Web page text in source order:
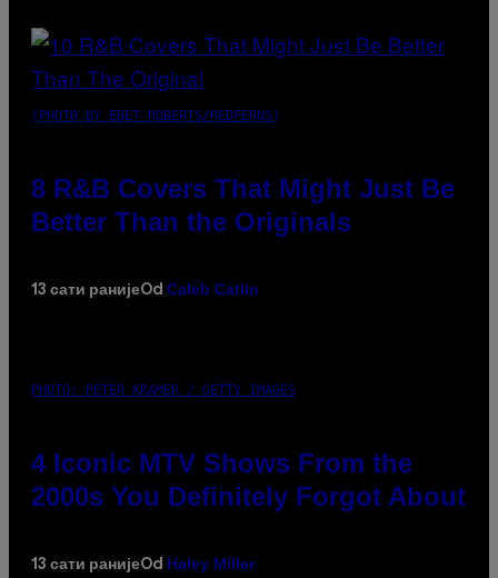
(PHOTO BY EBET ROBERTS/REDFERNS)
8 R&B Covers That Might Just Be
Better Than the Originals
13 сати ранијеOd Caleb Catlin
PHOTO: PETER KRAMER / GETTY IMAGES
4 Iconic MTV Shows From the
2000s You Definitely Forgot About
13 сати ранијеOd Haley Miller